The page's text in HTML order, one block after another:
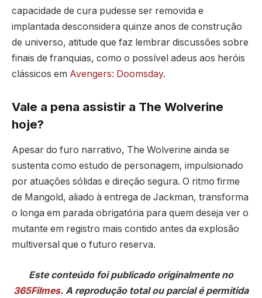
capacidade de cura pudesse ser removida e
implantada desconsidera quinze anos de construção
de universo, atitude que faz lembrar discussões sobre
finais de franquias, como o possível adeus aos heróis
clássicos em Avengers: Doomsday.
Vale a pena assistir a The Wolverine
hoje?
Apesar do furo narrativo, The Wolverine ainda se
sustenta como estudo de personagem, impulsionado
por atuações sólidas e direção segura. O ritmo firme
de Mangold, aliado à entrega de Jackman, transforma
o longa em parada obrigatória para quem deseja ver o
mutante em registro mais contido antes da explosão
multiversal que o futuro reserva.
Este conteúdo foi publicado originalmente no
365Filmes. A reprodução total ou parcial é permitida